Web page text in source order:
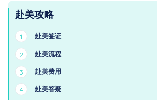
赴美攻略
1 赴美签证
2 赴美流程
3 赴美费用
4 赴美答疑